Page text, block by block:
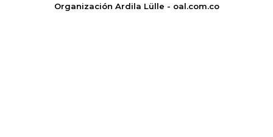
Organización Ardila Lülle - oal.com.co